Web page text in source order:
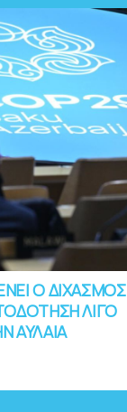
Ο ΔΙΧΑΣΜΟΣ
ΛΙΓΟ
ΑΥΛΑΙΑ